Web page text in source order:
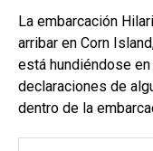
La embarcación
arribar en Corn
está hundiéndose
declaraciones de
dentro de la